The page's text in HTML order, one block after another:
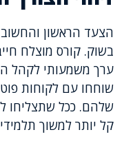
הצעד הראשון והחשוב
בשוק. קורס מוצלח
ערך משמעותי לקהל
שוחחו עם לקוחות
שלהם. ככל שתצליחו
קל יותר למשוך